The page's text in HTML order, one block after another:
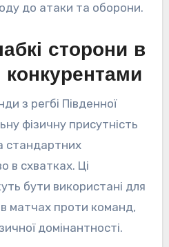
до атаки та оборони.
сторони в
конкурентами
з регбі Південної
фізичну присутність
стандартних
в схватках. Ці
бути використані для
матчах проти команд,
домінантності.